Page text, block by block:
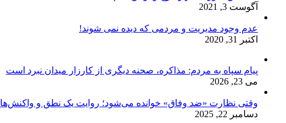
آگوست 3, 2021
عدم وجود مدیریت و مردمی که دیده نمی شوند!
اکتبر 31, 2020
پیام سپاه به مردم: مذاکره، صحنه دیگری از کارزار میدان نبرد است
می 23, 2026
وقتی نظارت «ضد وفاق» خوانده می‌شود؛ روایت یک نطق و واکنش‌ها
دسامبر 22, 2025